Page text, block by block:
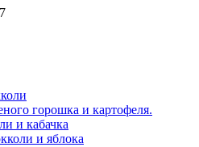
горошка и картофеля.
и кабачка
и яблока